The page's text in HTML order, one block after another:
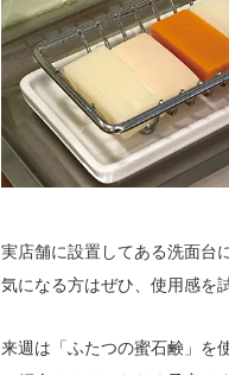
実店舗に設置してある洗面台
気になる方はぜひ、使用感を
来週は「ふたつの蜜石鹸」を